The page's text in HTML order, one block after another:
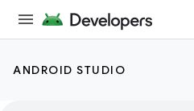
ANDROID STUDIO